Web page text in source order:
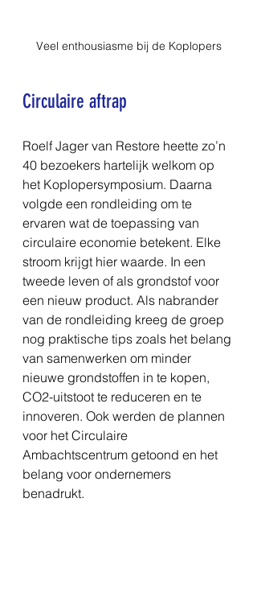
Veel enthousiasme bij de Koplopers
Circulaire aftrap
Roelf Jager van Restore heette zo’n
40 bezoekers hartelijk welkom op
het Koplopersymposium. Daarna
volgde een rondleiding om te
ervaren wat de toepassing van
circulaire economie betekent. Elke
stroom krijgt hier waarde. In een
tweede leven of als grondstof voor
een nieuw product. Als nabrander
van de rondleiding kreeg de groep
nog praktische tips zoals het belang
van samenwerken om minder
nieuwe grondstoffen in te kopen,
CO2-uitstoot te reduceren en te
innoveren. Ook werden de plannen
voor het Circulaire
Ambachtscentrum getoond en het
belang voor ondernemers
benadrukt.